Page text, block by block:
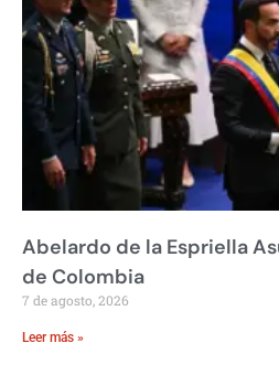
Abelardo de la Espriella
de Colombia
7 de agosto, 2026
Leer más »